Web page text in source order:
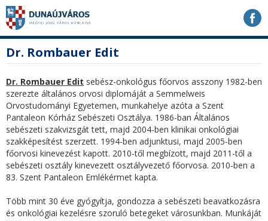
Ugrás
tartalomhoz
Ugrás
navigációhoz
Ugrás
kereséshez
a
honlapon
tartalom
Dr. Rombauer Edit
Dr. Rombauer Edit sebész-onkológus főorvos asszony 1982-ben
szerezte általános orvosi diplomáját a Semmelweis
Orvostudományi Egyetemen, munkahelye azóta a Szent
Pantaleon Kórház Sebészeti Osztálya. 1986-ban Általános
sebészeti szakvizsgát tett, majd 2004-ben klinikai onkológiai
szakképesítést szerzett. 1994-ben adjunktusi, majd 2005-ben
főorvosi kinevezést kapott. 2010-től megbízott, majd 2011-től a
sebészeti osztály kinevezett osztályvezető főorvosa. 2010-ben a
83. Szent Pantaleon Emlékérmet kapta.
Több mint 30 éve gyógyítja, gondozza a sebészeti beavatkozásra
és onkológiai kezelésre szoruló betegeket városunkban. Munkáját